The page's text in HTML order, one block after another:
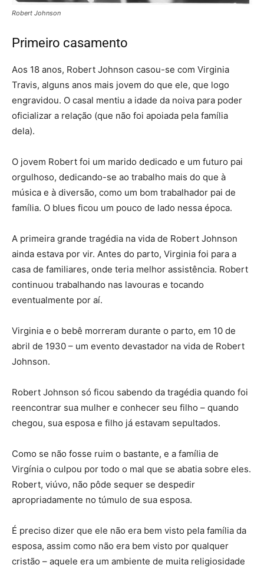
Robert Johnson
Primeiro casamento
Aos 18 anos, Robert Johnson casou-se com Virginia
Travis, alguns anos mais jovem do que ele, que logo
engravidou. O casal mentiu a idade da noiva para poder
oficializar a relação (que não foi apoiada pela família
dela).
O jovem Robert foi um marido dedicado e um futuro pai
orgulhoso, dedicando-se ao trabalho mais do que à
música e à diversão, como um bom trabalhador pai de
família. O blues ficou um pouco de lado nessa época.
A primeira grande tragédia na vida de Robert Johnson
ainda estava por vir. Antes do parto, Virginia foi para a
casa de familiares, onde teria melhor assistência. Robert
continuou trabalhando nas lavouras e tocando
eventualmente por aí.
Virginia e o bebê morreram durante o parto, em 10 de
abril de 1930 – um evento devastador na vida de Robert
Johnson.
Robert Johnson só ficou sabendo da tragédia quando foi
reencontrar sua mulher e conhecer seu filho – quando
chegou, sua esposa e filho já estavam sepultados.
Como se não fosse ruim o bastante, e a família de
Virgínia o culpou por todo o mal que se abatia sobre eles.
Robert, viúvo, não pôde sequer se despedir
apropriadamente no túmulo de sua esposa.
É preciso dizer que ele não era bem visto pela família da
esposa, assim como não era bem visto por qualquer
cristão – aquele era um ambiente de muita religiosidade